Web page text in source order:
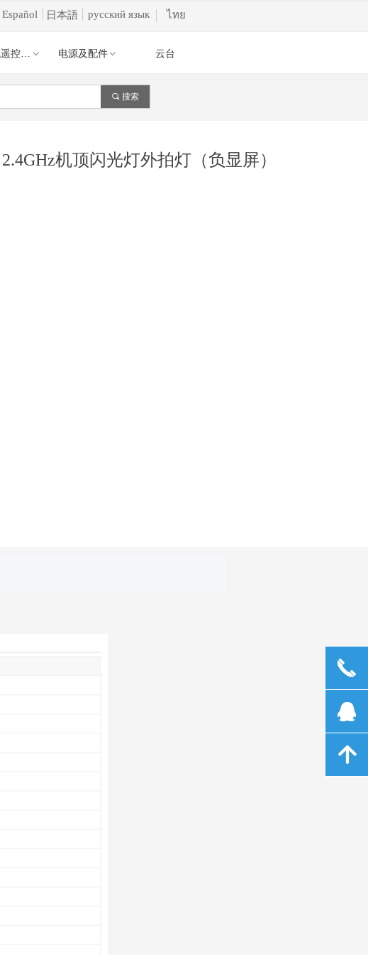
ꀁ
引闪器 ꀁ
电源及配件 云台
русский язык
Español 日本語 ไทย
机顶闪光灯外拍灯（负显屏）
끠 搜索
끅
뀩
녕